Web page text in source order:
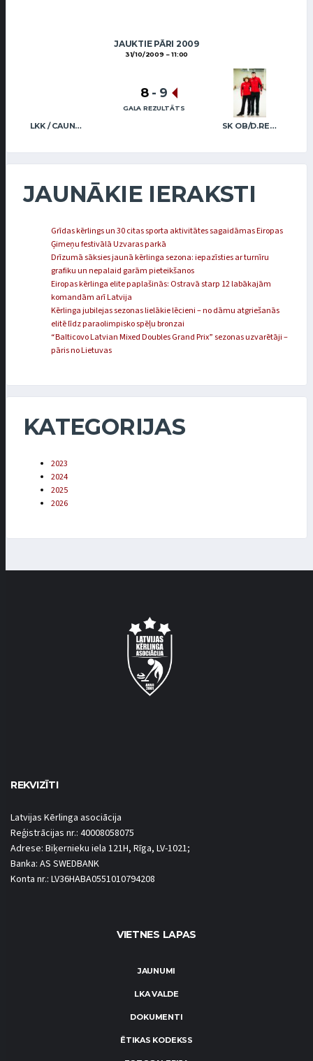
JAUKTIE PĀRI 2009
31/10/2009 11:00
LKK / CAUNE CAUNE SK OB/D.REGŽA A.REGŽA
8 - 9
GALA REZULTĀTS
JAUNĀKIE IERAKSTI
Grīdas kērlings un 30 citas sporta aktivitātes sagaidāmas Eiropas
Ģimeņu festivālā Uzvaras parkā
Drīzumā sāksies jaunā kērlinga sezona: iepazīsties ar turnīru
grafiku un nepalaid garām pieteikšanos
Eiropas kērlinga elite paplašinās: Ostravā starp 12 labākajām
komandām arī Latvija
Kērlinga jubilejas sezonas lielākie lēcieni – no dāmu atgriešanās
elitē līdz paraolimpisko spēļu bronzai
“Balticovo Latvian Mixed Doubles Grand Prix” sezonas uzvarētāji –
pāris no Lietuvas
KATEGORIJAS
2023
2024
2025
2026
REKVIZĪTI
Latvijas Kērlinga asociācija
Reģistrācijas nr.: 40008058075
Adrese: Biķernieku iela 121H, Rīga, LV-1021;
Banka: AS SWEDBANK
Konta nr.: LV36HABA0551010794208
VIETNES LAPAS
JAUNUMI
LKA VALDE
DOKUMENTI
ĒTIKAS KODEKSS